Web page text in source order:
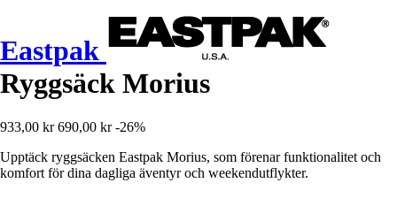
Eastpak
Ryggsäck Morius
933,00 kr 690,00 kr -26%
Upptäck ryggsäcken Eastpak Morius, som förenar funktionalitet och
komfort för dina dagliga äventyr och weekendutflykter.